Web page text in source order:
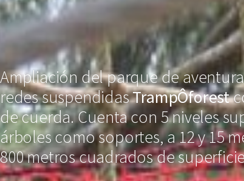
Ampliación del parque de
redes suspendidasTrampÔforest
de cuerda. Cuenta con 5 niveles
árboles como soportes, a 12 y 15
800 metros cuadrados de